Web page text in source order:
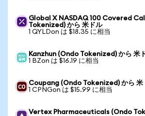
Global X NASDAQ 100 Covered
Tokenized) から 米ドル
1 QYLDon は $18.35 に相当
Kanzhun (Ondo Tokenized) から 米
1 BZon は $16.19 に相当
Coupang (Ondo Tokenized) から 米
1 CPNGon は $15.99 に相当
Vertex Pharmaceuticals (Ondo